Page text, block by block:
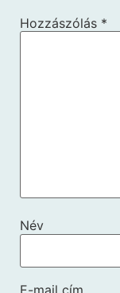
Hozzászólás *
Név
E-mail cím